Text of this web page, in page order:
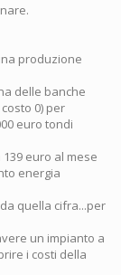
produzione
delle banche
0) per
euro tondi
euro al mese
energia
quella cifra...per
un impianto a
i costi della